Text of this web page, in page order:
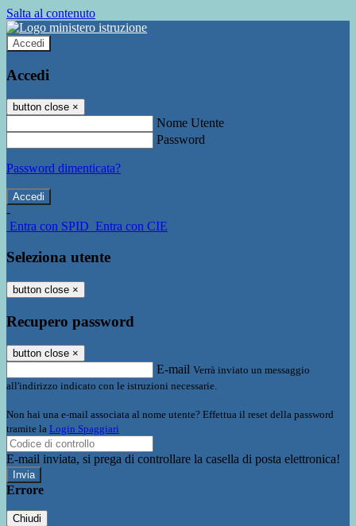
Salta al contenuto
Accedi
Accedi
button close ×
Nome Utente
Password
Password dimenticata?
-
Entra con SPID Entra con CIE
Seleziona utente
button close ×
Recupero password
button close ×
E-mail Verrà inviato un messaggio
all'indirizzo indicato con le istruzioni necessarie.
Non hai una e-mail associata al nome utente? Effettua il reset della password
tramite la Login Spaggiari
E-mail inviata, si prega di controllare la casella di posta elettronica!
Errore
Chiudi